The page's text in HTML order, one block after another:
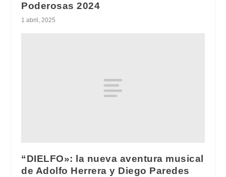
Poderosas 2024
1 abril, 2025
“DIELFO»: la nueva aventura musical
de Adolfo Herrera y Diego Paredes